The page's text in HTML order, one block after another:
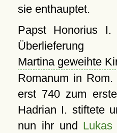
sie enthauptet.
Papst Honorius
Martina geweihte
Romanum in
erst 740 zum
Hadrian I. stiftete
nun ihr und Lukas